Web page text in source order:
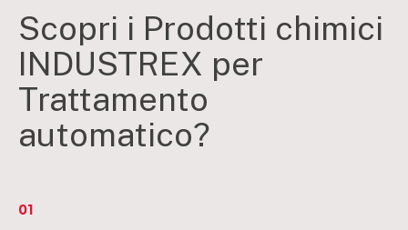
Scopri i Prodotti chimici
INDUSTREX per
Trattamento
automatico?
01